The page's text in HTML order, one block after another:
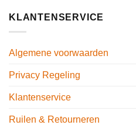
KLANTENSERVICE
Algemene voorwaarden
Privacy Regeling
Klantenservice
Ruilen & Retourneren